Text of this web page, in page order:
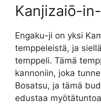
Kanjizaiō-
Engaku-ji on yksi
temppeleistä, ja
temppeli. Tämä
kannoniin, joka
Bosatsu, ja tämä
edustaa